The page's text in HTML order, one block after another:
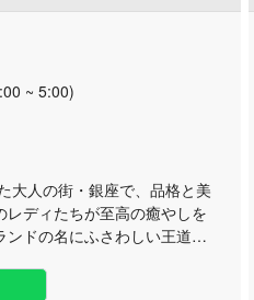
ストたちが、お客様一人ひ
を忘れ、最高峰の手技によ
心よりお待ちしておりま
~ 5:00)
大人の街・銀座で、品格と美
レディたちが至高の癒やしを
ンドの名にふさわしい王道の